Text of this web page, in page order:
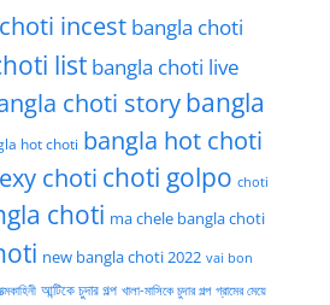
incest bangla choti
list bangla choti live
choti storybangla
hot choti bangla hot choti
choti choti golpo choti
choti ma chele bangla choti
new bangla choti 2022 vai bon
আন্টিকে চুদার গল্প খালা-মাসিকে চুদার গল্প গ্রামের মেয়ে